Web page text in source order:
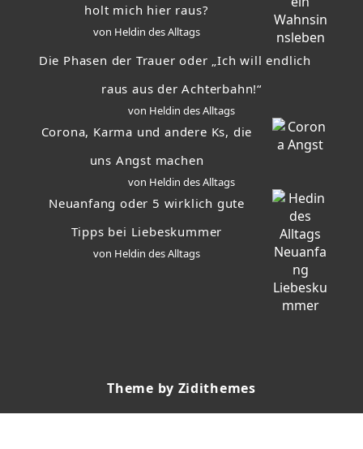
holt mich hier raus?
von Heldin des Alltags
Die Phasen der Trauer oder „Ich will endlich
raus aus der Achterbahn!“
von Heldin des Alltags
Corona, Karma und andere Ks, die
uns Angst machen
von Heldin des Alltags
Neuanfang oder 5 wirklich gute
Tipps bei Liebeskummer
von Heldin des Alltags
Theme by Zidithemes